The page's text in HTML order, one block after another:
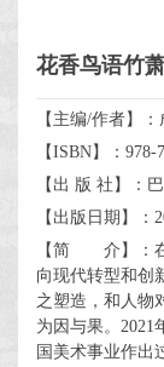
花香鸟语竹
【主编/作者】
【ISBN】：978-
【出 版 社】：
【出版日期】：
【简 介】：在
向现代转型和创
之塑造，和人物
为因与果。2021
国美术事业作出